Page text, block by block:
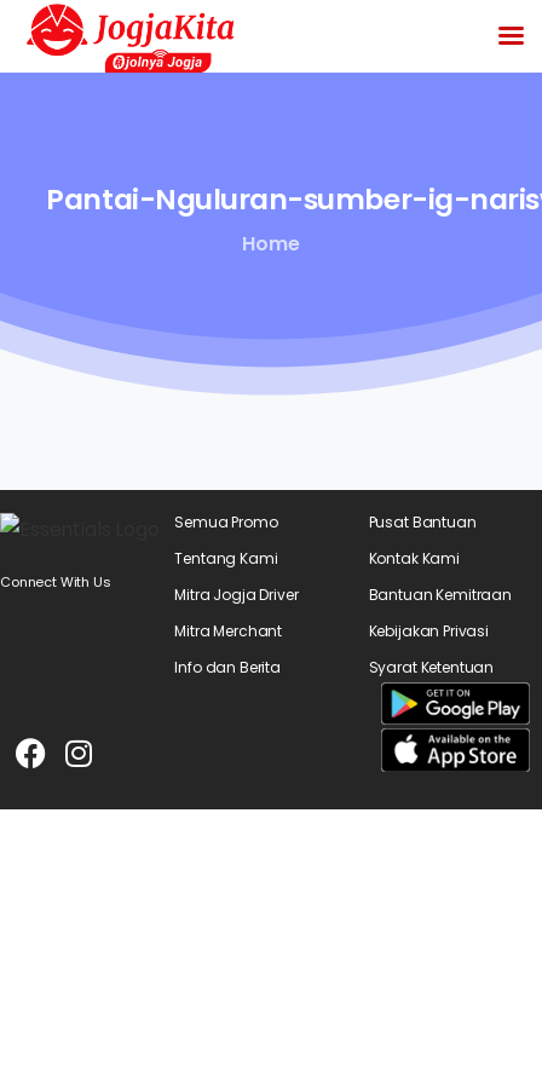
Pantai-Nguluran-sumber-ig-
Home
Connect With Us
Semua Promo
Tentang Kami
Mitra Jogja Driver
Mitra Merchant
Info dan Berita
Pusat Bantuan
Kontak Kami
Bantuan Kemitraan
Kebijakan Privasi
Syarat Ketentuan